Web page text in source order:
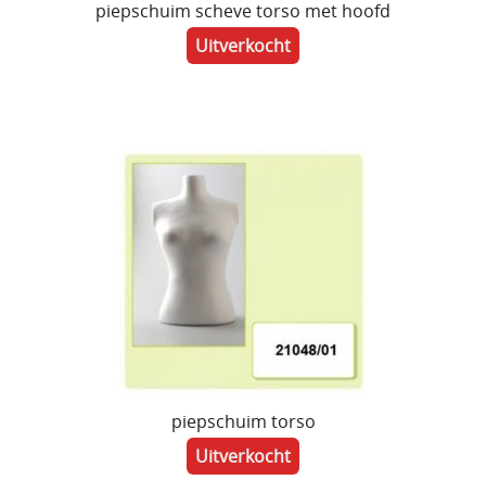
piepschuim scheve torso met hoofd
Uitverkocht
piepschuim torso
Uitverkocht